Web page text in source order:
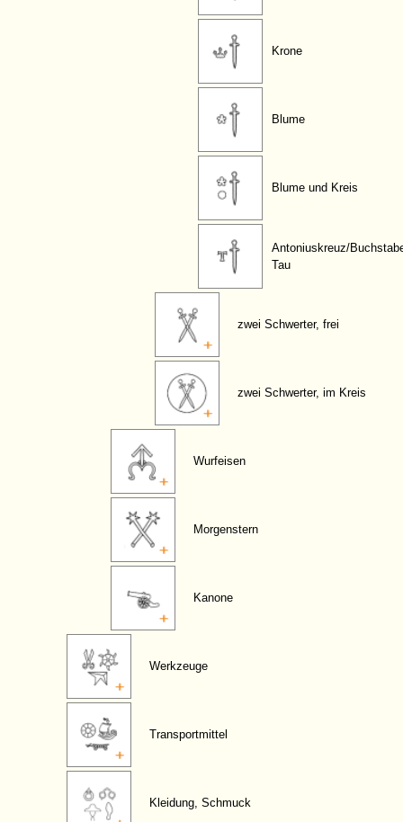
Krone
Blume
Blume und Kreis
Antoniuskreuz/
Tau
zwei Schwerter, frei
zwei Schwerter, im Kreis
Wurfeisen
Morgenstern
Kanone
Werkzeuge
Transportmittel
Kleidung, Schmuck